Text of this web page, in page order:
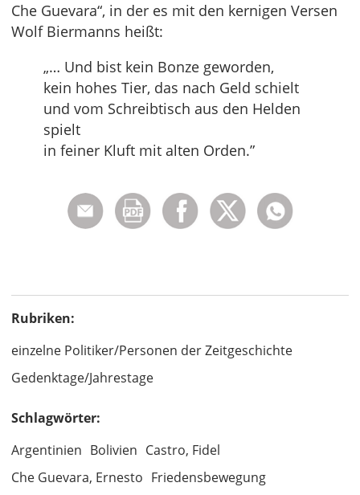
Che Guevara“, in der es mit den kernigen Versen
Wolf Biermanns heißt:
„… Und bist kein Bonze geworden,
kein hohes Tier, das nach Geld schielt
und vom Schreibtisch aus den Helden
spielt
in feiner Kluft mit alten Orden.”
Rubriken:
einzelne Politiker/Personen der Zeitgeschichte
Gedenktage/Jahrestage
Schlagwörter:
Argentinien Bolivien Castro, Fidel
Che Guevara, Ernesto Friedensbewegung